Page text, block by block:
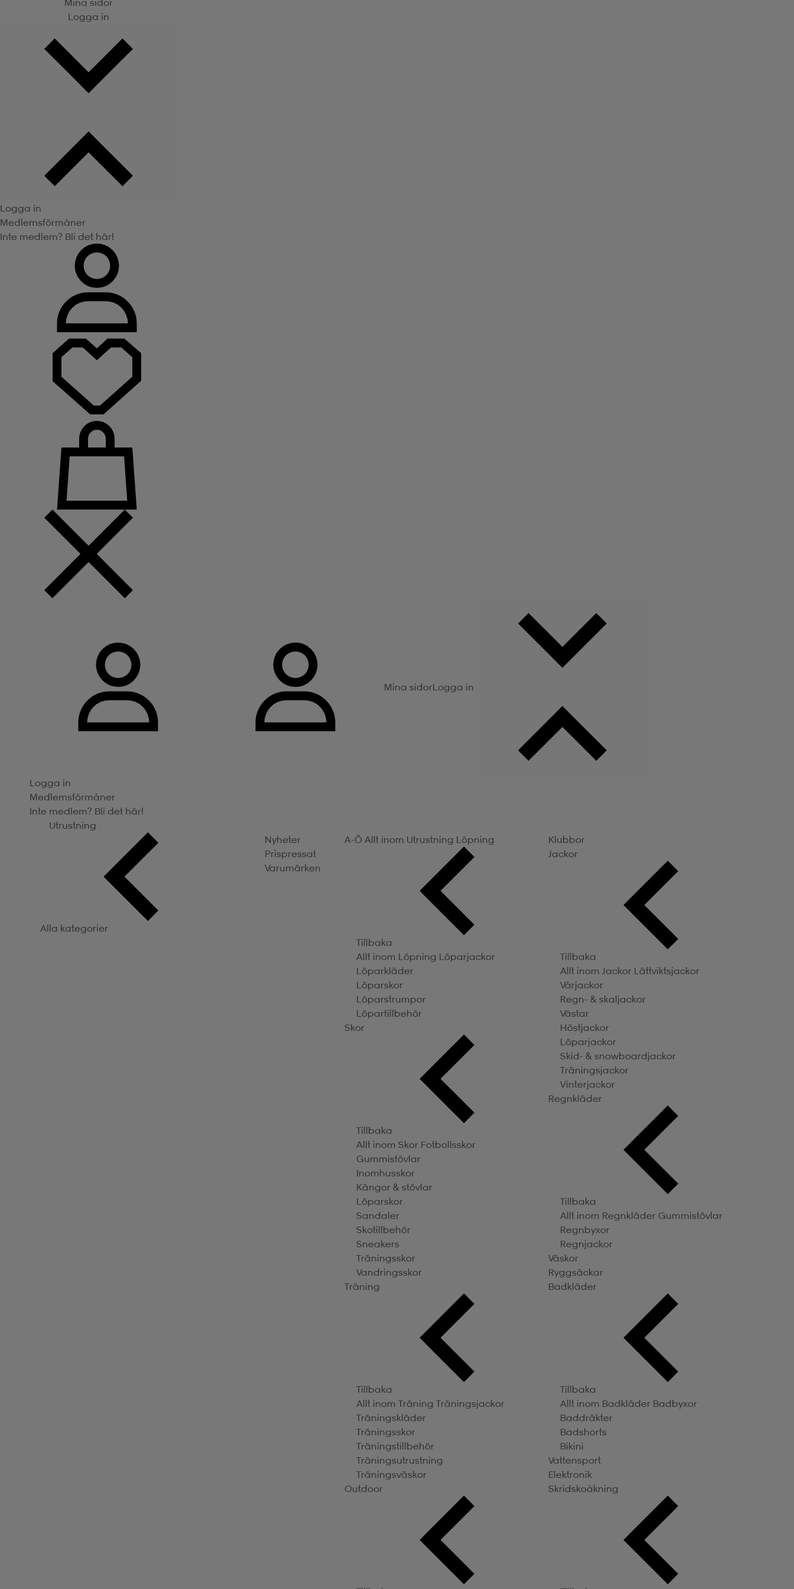
Mina sidor
Logga in
Logga in
Medlemsförmåner
Inte medlem? Bli det här!
Mina sidorLogga in
Logga in
Medlemsförmåner
Inte medlem? Bli det här!
Utrustning
Alla kategorier
Nyheter
Prispressat
Varumärken
A-Ö Allt inom Utrustning Löpning
Tillbaka
Allt inom Löpning Löparjackor
Löparkläder
Löparskor
Löparstrumpor
Löpartillbehör
Skor
Tillbaka
Allt inom Skor Fotbollsskor
Gummistövlar
Inomhusskor
Kängor & stövlar
Löparskor
Sandaler
Skotillbehör
Sneakers
Träningsskor
Vandringsskor
Träning
Tillbaka
Allt inom Träning Träningsjackor
Träningskläder
Träningsskor
Träningstillbehör
Träningsutrustning
Träningsväskor
Outdoor
Klubbor
Jackor
Tillbaka
Allt inom Jackor Lättviktsjackor
Vårjackor
Regn- & skaljackor
Västar
Höstjackor
Löparjackor
Skid- & snowboardjackor
Träningsjackor
Vinterjackor
Regnkläder
Tillbaka
Allt inom Regnkläder Gummistövlar
Regnbyxor
Regnjackor
Väskor
Ryggsäckar
Badkläder
Tillbaka
Allt inom Badkläder Badbyxor
Baddräkter
Badshorts
Bikini
Vattensport
Elektronik
Skridskoåkning